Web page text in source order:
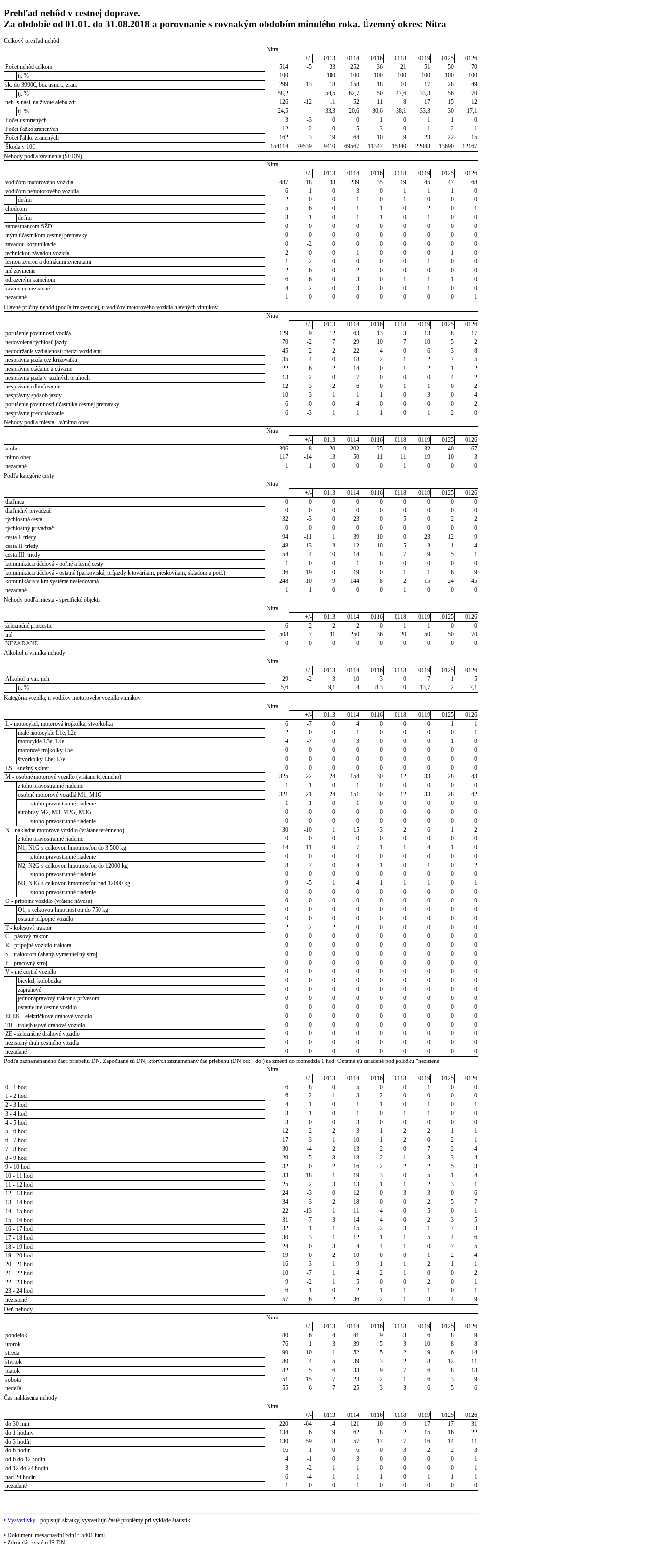
Prehľad nehôd v cestnej doprave.
Za obdobie od 01.01. do 31.08.2018 a porovnanie s rovnakým obdobím minulého roka. Územný okres: Nitra
Celkový prehľad nehôd
Nitra
+/-
0113 0114 0116 0118 0119 0125
0126
Počet nehôd celkom
514 -5 33 252 36 21 51 50
70
tj. %
100 100 100 100 100 100 100
100
šk. do 3990€, bez usmrt., zran.
299 13 18 158 18 10 17 28
49
tj. %
58,2 54,5 62,7 50 47,6 33,3 56
70
neh. s násl. na živote alebo zdr.
126 -12 11 52 11 8 17 15
12
tj. %
24,5 33,3 20,6 30,6 38,1 33,3 30
17,1
Počet usmrtených
3 -3 0 0 1 0 1 1
0
Počet ťažko zranených
12 2 0 5 3 0 1 2
1
Počet ľahko zranených
162 -3 19 64 10 9 23 22
15
Škoda v 10€
154114 -29539 9410 69567 11347 15840 22043 13690
12167
Nehody podľa zavinenia (ŠEDN)
Nitra
+/-
0113 0114 0116 0118 0119 0125
0126
vodičom motorového vozidla
487 18 33 239 35 19 45 47
68
vodičom nemotorového vozidla
6 1 0 3 0 1 1 1
0
deťmi
2 0 0 1 0 1 0 0
0
chodcom
5 -6 0 1 1 0 2 0
1
deťmi
3 -1 0 1 1 0 1 0
0
zamestnancom SŽD
0 0 0 0 0 0 0 0
0
iným účastníkom cestnej premávky
0 0 0 0 0 0 0 0
0
závadou komunikácie
0 -2 0 0 0 0 0 0
0
technickou závadou vozidla
2 0 0 1 0 0 0 1
0
lesnou zverou a domácimi zvieratami
1 -2 0 0 0 0 1 0
0
iné zavinenie
2 -6 0 2 0 0 0 0
0
odrazeným kameňom
6 -6 0 3 0 1 1 1
0
zavinenie nezistené
4 -2 0 3 0 0 1 0
0
nezadané
1 0 0 0 0 0 0 0
1
Hlavné príčiny nehôd (podľa frekvencie), u vodičov motorového vozidla hlavných vinníkov
Nitra
+/-
0113 0114 0116 0118 0119 0125
0126
porušenie povinnosti vodiča
129 9 12 63 13 3 13 8
17
nedovolená rýchlosť jazdy
70 -2 7 29 10 7 10 5
2
nedodržanie vzdialenosti medzi vozidlami
45 2 2 22 4 0 6 3
8
nesprávna jazda cez križovatku
35 -4 0 18 2 1 2 7
5
nesprávne otáčanie a cúvanie
22 6 2 14 0 1 2 1
2
nesprávna jazda v jazdných pruhoch
13 -2 0 7 0 0 0 4
2
nesprávne odbočovanie
12 3 2 6 0 1 1 0
2
nesprávny spôsob jazdy
10 3 1 1 1 0 3 0
4
porušenie povinnosti účastníka cestnej premávky
6 0 0 4 0 0 0 0
2
nesprávne predchádzanie
6 -3 1 1 1 0 1 2
0
Nehody podľa miesta - v/mimo obec
Nitra
+/-
0113 0114 0116 0118 0119 0125
0126
v obci
396 8 20 202 25 9 32 40
67
mimo obec
117 -14 13 50 11 11 19 10
3
nezadané
1 1 0 0 0 1 0 0
0
Podľa kategórie cesty
Nitra
+/-
0113 0114 0116 0118 0119 0125
0126
diaľnica
0 0 0 0 0 0 0 0
0
diaľničný privádzač
0 0 0 0 0 0 0 0
0
rýchlostná cesta
32 -3 0 23 0 5 0 2
2
rýchlostný privádzač
0 0 0 0 0 0 0 0
0
cesta I. triedy
94 -11 1 39 10 0 23 12
9
cesta II. triedy
48 13 13 12 10 5 3 1
4
cesta III. triedy
54 4 10 14 8 7 9 5
1
komunikácia účelová - poľné a lesné cesty
1 0 0 1 0 0 0 0
0
komunikácia účelová - ostatné (parkoviská, príjazdy k továrňam, pieskovňam, skladom a pod.)
36 -19 0 19 0 1 1 6
9
komunikácia v km systéme nesledovaná
248 10 9 144 8 2 15 24
45
nezadané
1 1 0 0 0 1 0 0
0
Nehody podľa miesta - špecifické objekty
Nitra
+/-
0113 0114 0116 0118 0119 0125
0126
železničné priecestie
6 2 2 2 0 1 1 0
0
iné
508 -7 31 250 36 20 50 50
70
NEZADANÉ
0 0 0 0 0 0 0 0
0
Alkohol u vinníka nehody
Nitra
+/-
0113 0114 0116 0118 0119 0125
0126
Alkohol u vin. neh.
29 -2 3 10 3 0 7 1
5
tj. %
5,6 9,1 4 8,3 0 13,7 2
7,1
Kategória vozidla, u vodičov motorového vozidla vinníkov
Nitra
+/-
0113 0114 0116 0118 0119 0125
0126
L - motocykel, motorová trojkolka, štvorkolka
6 -7 0 4 0 0 0 1
1
malé motocykle L1e, L2e
2 0 0 1 0 0 0 0
1
motocykle L3e, L4e
4 -7 0 3 0 0 0 1
0
motorové trojkolky L5e
0 0 0 0 0 0 0 0
0
štvorkolky L6e, L7e
0 0 0 0 0 0 0 0
0
LS - snežný skúter
0 0 0 0 0 0 0 0
0
M - osobné motorové vozidlo (vrátane terénneho)
325 22 24 154 30 12 33 28
43
z toho pravostranné riadenie
1 -1 0 1 0 0 0 0
0
osobné motorové vozidlá M1, M1G
321 21 24 151 30 12 33 28
42
z toho pravostranné riadenie
1 -1 0 1 0 0 0 0
0
autobusy M2, M3, M2G, M3G
0 0 0 0 0 0 0 0
0
z toho pravostranné riadenie
0 0 0 0 0 0 0 0
0
N - nákladné motorové vozidlo (vrátane terénneho)
30 -10 1 15 3 2 6 1
2
z toho pravostranné riadenie
0 0 0 0 0 0 0 0
0
N1, N1G s celkovou hmotnosťou do 3 500 kg
14 -11 0 7 1 1 4 1
0
z toho pravostranné riadenie
0 0 0 0 0 0 0 0
0
N2, N2G s celkovou hmotnosťou do 12000 kg
8 7 0 4 1 0 1 0
2
z toho pravostranné riadenie
0 0 0 0 0 0 0 0
0
N3, N3G s celkovou hmotnosťou nad 12000 kg
9 -5 1 4 1 1 1 0
1
z toho pravostranné riadenie
0 0 0 0 0 0 0 0
0
O - prípojné vozidlo (vrátane návesa)
0 0 0 0 0 0 0 0
0
O1, s celkovou hmotnosťou do 750 kg
0 0 0 0 0 0 0 0
0
ostatné prípojné vozidlo
0 0 0 0 0 0 0 0
0
T - kolesový traktor
2 2 2 0 0 0 0 0
0
C - pásový traktor
0 0 0 0 0 0 0 0
0
R - prípojné vozidlo traktora
0 0 0 0 0 0 0 0
0
S - traktorom ťahaný vymeniteľný stroj
0 0 0 0 0 0 0 0
0
P - pracovný stroj
0 0 0 0 0 0 0 0
0
V - iné cestné vozidlo
0 0 0 0 0 0 0 0
0
bicykel, kolobežka
0 0 0 0 0 0 0 0
0
záprahové
0 0 0 0 0 0 0 0
0
jednonápravový traktor s prívesom
0 0 0 0 0 0 0 0
0
ostatné iné cestné vozidlo
0 0 0 0 0 0 0 0
0
ELEK - električkové dráhové vozidlo
0 0 0 0 0 0 0 0
0
TR - trolejbusové dráhové vozidlo
0 0 0 0 0 0 0 0
0
ZE - železničné dráhové vozidlo
0 0 0 0 0 0 0 0
0
nezistený druh cestného vozidla
0 0 0 0 0 0 0 0
0
nezadané
0 0 0 0 0 0 0 0
0
Podľa zaznamenaného času priebehu DN. Započítané sú DN, ktorých zaznamenaný čas priebehu (DN od: - do:) sa zmestí do rozmedzia 1 hod. Ostatné sú zaradené pod položku "nezistené"
Nitra
+/-
0113 0114 0116 0118 0119 0125
0126
0 - 1 hod
6 -8 0 5 0 0 1 0
0
1 - 2 hod
6 2 1 3 2 0 0 0
0
2 - 3 hod
4 1 0 1 1 0 1 0
1
3 - 4 hod
3 1 0 1 0 1 1 0
0
4 - 5 hod
3 0 0 3 0 0 0 0
0
5 - 6 hod
12 2 2 3 1 2 2 1
1
6 - 7 hod
17 3 1 10 1 2 0 2
1
7 - 8 hod
30 -4 2 13 2 0 7 2
4
8 - 9 hod
29 5 3 13 2 1 3 3
4
9 - 10 hod
32 0 2 16 2 2 2 5
3
10 - 11 hod
33 18 1 19 3 0 5 1
4
11 - 12 hod
25 -2 3 13 1 1 2 3
1
12 - 13 hod
24 -3 0 12 0 3 3 0
6
13 - 14 hod
34 3 2 18 0 0 2 5
7
14 - 15 hod
22 -13 1 11 4 0 5 0
1
15 - 16 hod
31 7 3 14 4 0 2 3
5
16 - 17 hod
32 -1 1 15 2 3 1 7
3
17 - 18 hod
30 -3 1 12 1 1 5 4
6
18 - 19 hod
24 0 3 4 4 1 0 7
5
19 - 20 hod
19 0 2 10 0 0 1 2
4
20 - 21 hod
16 3 1 9 1 1 2 1
1
21 - 22 hod
10 -7 1 4 2 1 0 0
2
22 - 23 hod
9 -2 1 5 0 0 2 0
1
23 - 24 hod
6 -1 0 2 1 1 1 0
1
nezistené
57 -6 2 36 2 1 3 4
9
Deň nehody
Nitra
+/-
0113 0114 0116 0118 0119 0125
0126
pondelok
80 -6 4 41 9 3 6 8
9
utorok
76 1 3 39 5 3 10 8
8
streda
90 10 1 52 5 2 9 6
14
štvrtok
80 4 5 39 3 2 8 12
11
piatok
82 -5 6 33 9 7 6 8
13
sobota
51 -15 7 23 2 1 6 3
9
nedeľa
55 6 7 25 3 3 6 5
6
Čas nahlásenia nehody
Nitra
+/-
0113 0114 0116 0118 0119 0125
0126
do 30 min.
220 -64 14 121 10 9 17 17
31
do 1 hodiny
134 6 9 62 8 2 15 16
22
do 3 hodín
130 59 8 57 17 7 16 14
11
do 6 hodín
16 1 0 6 0 3 2 2
3
od 6 do 12 hodín
4 -1 0 3 0 0 0 0
1
od 12 do 24 hodín
3 -2 1 1 0 0 0 0
1
nad 24 hodín
6 -4 1 1 1 0 1 1
1
nezadané
1 0 0 1 0 0 0 0 0
• Vysvetlivky - popisujú skratky, vysvetľujú časté problémy pri výklade štatistík
• Dokument: mesacna/dn1r/dn1r-5401.html
• Zdroj dát: systém IS DN